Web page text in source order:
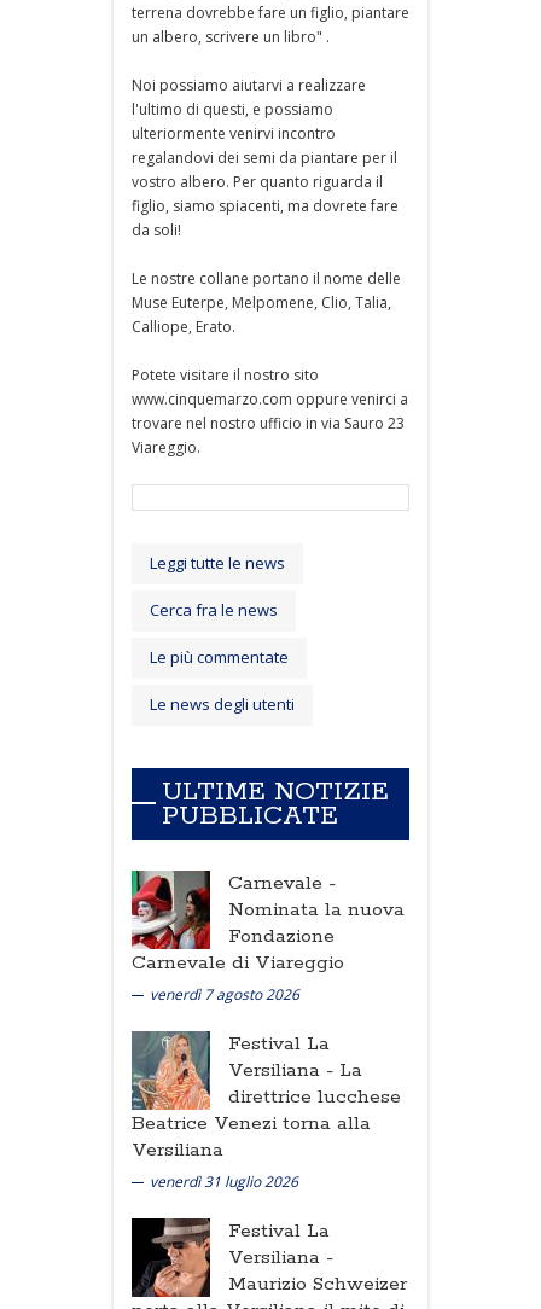
terrena dovrebbe fare un figlio, piantare
un albero, scrivere un libro" .
Noi possiamo aiutarvi a realizzare
l'ultimo di questi, e possiamo
ulteriormente venirvi incontro
regalandovi dei semi da piantare per il
vostro albero. Per quanto riguarda il
figlio, siamo spiacenti, ma dovrete fare
da soli!
Le nostre collane portano il nome delle
Muse Euterpe, Melpomene, Clio, Talia,
Calliope, Erato.
Potete visitare il nostro sito
www.cinquemarzo.com oppure venirci a
trovare nel nostro ufficio in via Sauro 23
Viareggio.
Leggi tutte le news
Cerca fra le news
Le più commentate
Le news degli utenti
ULTIME NOTIZIE
PUBBLICATE
Carnevale -
Nominata la nuova
Fondazione
Carnevale di Viareggio
venerdì 7 agosto 2026
Festival La
Versiliana - La
direttrice lucchese
Beatrice Venezi torna alla
Versiliana
venerdì 31 luglio 2026
Festival La
Versiliana -
Maurizio Schweizer